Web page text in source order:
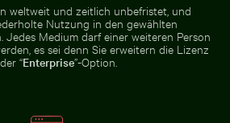
Thai Sonnenuntergang über
verlassenen Strandliegen
am tropischen Strand
Professionelles
weltweit und zeitlich unbefristet, und
Nutzung in den gewählten
Jedes Medium darf einer weiteren Person
es sei denn Sie erweitern die Lizenz
“Enterprise”-Option.